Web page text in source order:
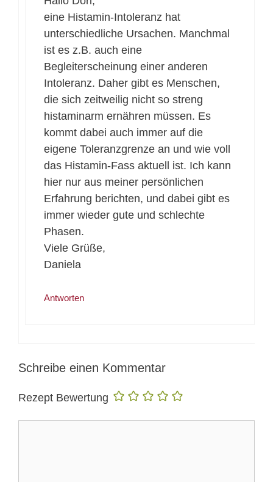
eine Histamin-Intoleranz hat
unterschiedliche Ursachen. Manchmal
ist es z.B. auch eine
Begleiterscheinung einer anderen
Intoleranz. Daher gibt es Menschen,
die sich zeitweilig nicht so streng
histaminarm ernähren müssen. Es
kommt dabei auch immer auf die
eigene Toleranzgrenze an und wie voll
das Histamin-Fass aktuell ist. Ich kann
hier nur aus meiner persönlichen
Erfahrung berichten, und dabei gibt es
immer wieder gute und schlechte
Phasen.
Viele Grüße,
Daniela
Antworten
Schreibe einen Kommentar
Rezept Bewertung